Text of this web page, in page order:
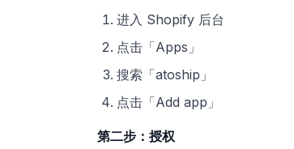
进入 Shopify 后台
点击「Apps」
搜索「atoship」
点击「Add app」
第二步：授权